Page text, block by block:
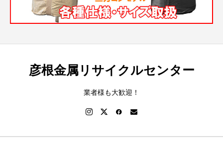
彦根金属リサイクルセンター
業者様も大歓迎！